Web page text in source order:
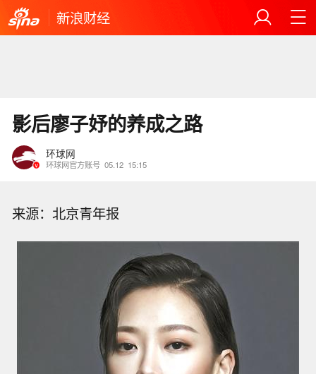
新浪财经
影后廖子妤的养成之路
环球网
环球网官方账号 05.12 15:15
来源：北京青年报